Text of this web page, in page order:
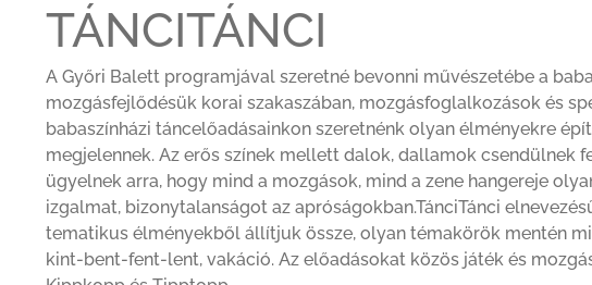
TÁNCITÁNCI
A Győri Balett programjával szeretné bevonni művészetébe a
mozgásfejlődésük korai szakaszában, mozgásfoglalkozások és
babaszínházi táncelőadásainkon szeretnénk olyan élményekre
megjelennek. Az erős színek mellett dalok, dallamok csendülnek
ügyelnek arra, hogy mind a mozgások, mind a zene hangereje
izgalmat, bizonytalanságot az apróságokban.TánciTánci
tematikus élményekből állítjuk össze, olyan témakörök mentén
kint-bent-fent-lent, vakáció. Az előadásokat közös játék és